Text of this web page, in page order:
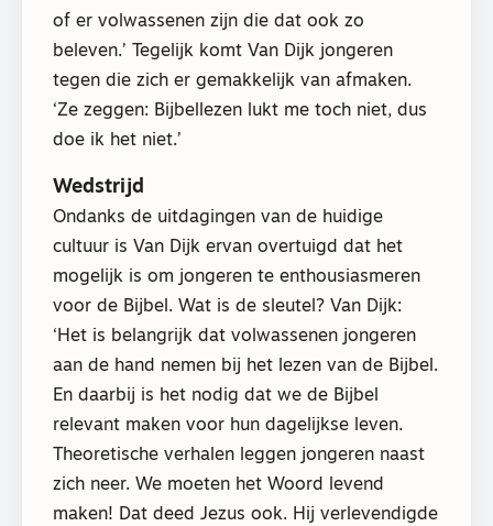
of er volwassenen zijn die dat ook zo
beleven.’ Tegelijk komt Van Dijk jongeren
tegen die zich er gemakkelijk van afmaken.
‘Ze zeggen: Bijbellezen lukt me toch niet, dus
doe ik het niet.’
Wedstrijd
Ondanks de uitdagingen van de huidige
cultuur is Van Dijk ervan overtuigd dat het
mogelijk is om jongeren te enthousiasmeren
voor de Bijbel. Wat is de sleutel? Van Dijk:
‘Het is belangrijk dat volwassenen jongeren
aan de hand nemen bij het lezen van de Bijbel.
En daarbij is het nodig dat we de Bijbel
relevant maken voor hun dagelijkse leven.
Theoretische verhalen leggen jongeren naast
zich neer. We moeten het Woord levend
maken! Dat deed Jezus ook. Hij verlevendigde